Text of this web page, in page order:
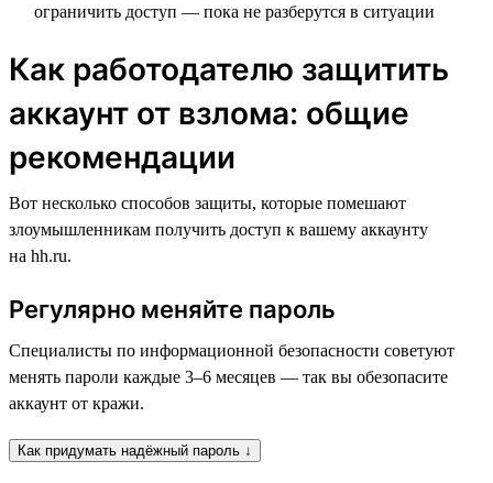
ограничить доступ — пока не разберутся в ситуации
Как работодателю защитить
аккаунт от взлома: общие
рекомендации
Вот несколько способов защиты, которые помешают
злоумышленникам получить доступ к вашему аккаунту
на hh.ru.
Регулярно меняйте пароль
Специалисты по информационной безопасности советуют
менять пароли каждые 3–6 месяцев — так вы обезопасите
аккаунт от кражи.
Как придумать надёжный пароль ↓